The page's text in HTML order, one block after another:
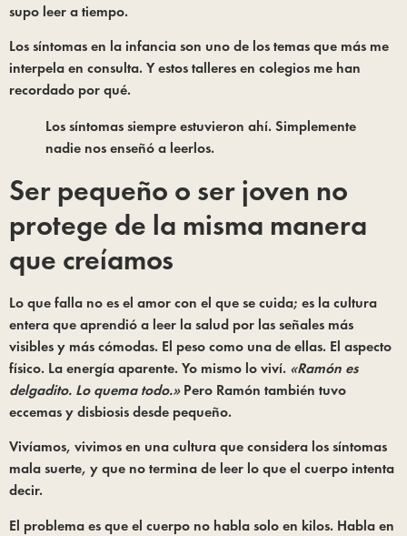
supo leer a tiempo.
Los síntomas en la infancia son uno de los temas que más me
interpela en consulta. Y estos talleres en colegios me han
recordado por qué.
Los síntomas siempre estuvieron ahí. Simplemente
nadie nos enseñó a leerlos.
Ser pequeño o ser joven no
protege de la misma manera
que creíamos
Lo que falla no es el amor con el que se cuida; es la cultura
entera que aprendió a leer la salud por las señales más
visibles y más cómodas. El peso como una de ellas. El aspecto
físico. La energía aparente. Yo mismo lo viví. «Ramón es
delgadito. Lo quema todo.»Pero Ramón también tuvo
eccemas y disbiosis desde pequeño.
Vivíamos, vivimos en una cultura que considera los síntomas
mala suerte, y que no termina de leer lo que el cuerpo intenta
decir.
El problema es que el cuerpo no habla solo en kilos. Habla en